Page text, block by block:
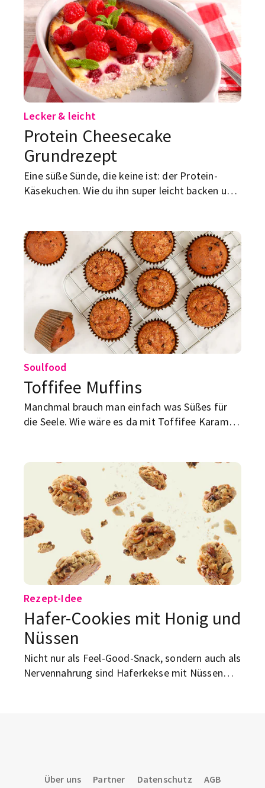
Lecker & leicht
Protein Cheesecake
Grundrezept
Eine süße Sünde, die keine ist: der Protein-
Käsekuchen. Wie du ihn super leicht backen und
Soulfood
Toffifee Muffins
Manchmal brauch man einfach was Süßes für
die Seele. Wie wäre es da mit Toffifee Karamell
Rezept-Idee
Hafer-Cookies mit Honig und
Nüssen
Nicht nur als Feel-Good-Snack, sondern auch als
Nervennahrung sind Haferkekse mit Nüssen
Über uns Partner Datenschutz AGB